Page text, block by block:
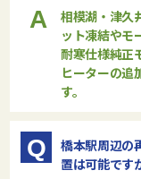
A
相模湖・津久
ット凍結やモ
耐寒仕様純正
ヒーターの追
す。
Q
橋本駅周辺の
置は可能です